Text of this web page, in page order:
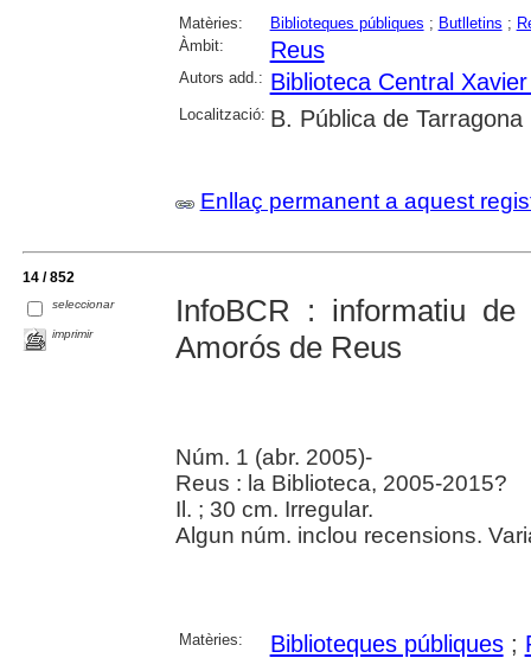
Matèries: Biblioteques públiques ; Butlletins ;
Àmbit:
Reus
Autors add.: Biblioteca Central
Localització: B. Pública de Tarragona
Enllaç permanent a aquest
14 / 852
seleccionar
imprimir
InfoBCR : informatiu
Amorós de Reus
Núm. 1 (abr. 2005)-
Reus : la Biblioteca, 2005-2015?
Il. ; 30 cm. Irregular.
Algun núm. inclou recensions.
Matèries: Biblioteques públiques;